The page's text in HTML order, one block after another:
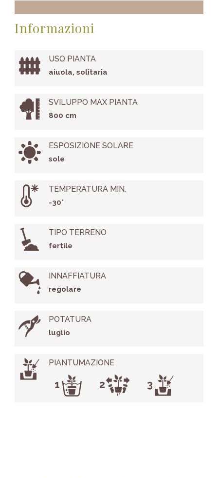
Informazioni
USO PIANTA
aiuola, solitaria
SVILUPPO MAX PIANTA
800 cm
ESPOSIZIONE SOLARE
sole
TEMPERATURA MIN.
-30°
TIPO TERRENO
fertile
INNAFFIATURA
regolare
POTATURA
luglio
PIANTUMAZIONE